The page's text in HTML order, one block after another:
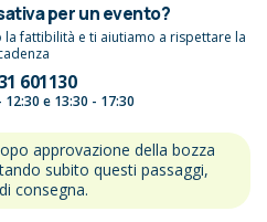
per un evento?
fattibilità e ti aiutiamo a rispettare la
601130
12:30 e 13:30 - 17:30
approvazione della bozza
subito questi passaggi,
consegna.